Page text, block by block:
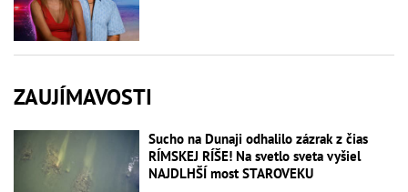
ZAUJÍMAVOSTI
Sucho na Dunaji odhalilo zázrak z čias
RÍMSKEJ RÍŠE! Na svetlo sveta vyšiel
NAJDLHŠÍ most STAROVEKU